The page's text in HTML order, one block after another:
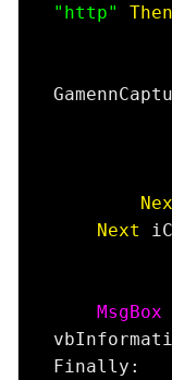
"http"
Then
Next
MsgBox